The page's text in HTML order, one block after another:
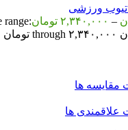
ورزشی
– ۲,۳۴۰,۰۰۰ تومانrange:
مقایسه ها
علاقمندی ها